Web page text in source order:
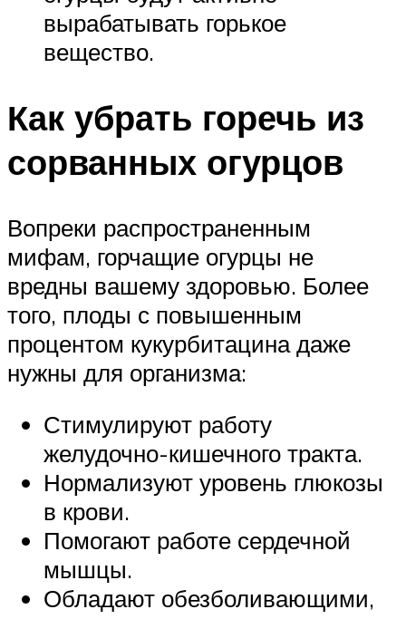
вырабатывать горькое
вещество.
Как убрать горечь из
сорванных огурцов
Вопреки распространенным
мифам, горчащие огурцы не
вредны вашему здоровью. Более
того, плоды с повышенным
процентом кукурбитацина даже
нужны для организма:
Стимулируют работу
желудочно-кишечного тракта.
Нормализуют уровень глюкозы
в крови.
Помогают работе сердечной
мышцы.
Обладают обезболивающими,